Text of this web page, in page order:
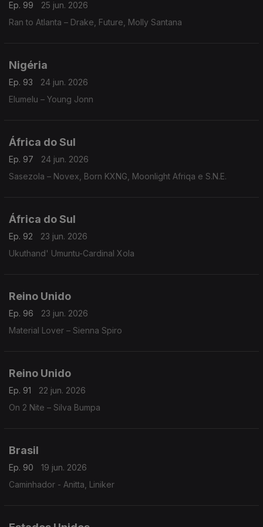
Ep. 99
25 jun. 2026
Ran to Atlanta – Drake, Future, Molly Santana
Nigéria
Ep. 93
24 jun. 2026
Elumelu – Young Jonn
África do Sul
Ep. 97
24 jun. 2026
Sasezola – Novex, Born KXNG, Moonlight Afriqa e S.N.E.
África do Sul
Ep. 92
23 jun. 2026
Ukuthand' Umuntu-Cardinal Xola
Reino Unido
Ep. 96
23 jun. 2026
Material Lover – Sienna Spiro
Reino Unido
Ep. 91
22 jun. 2026
On 2 Nite – Silva Bumpa
Brasil
Ep. 90
19 jun. 2026
Caminhador - Anitta, Liniker